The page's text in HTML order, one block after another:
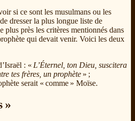
si ce sont les musulmans ou les
dresser la plus longue liste de
plus près les critères mentionnés dans
qui devait venir. Voici les deux
: « L’Éternel, ton Dieu, suscitera
tes frères, un prophète » ;
serait « comme » Moïse.
»